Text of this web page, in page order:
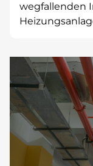
wegfallenden